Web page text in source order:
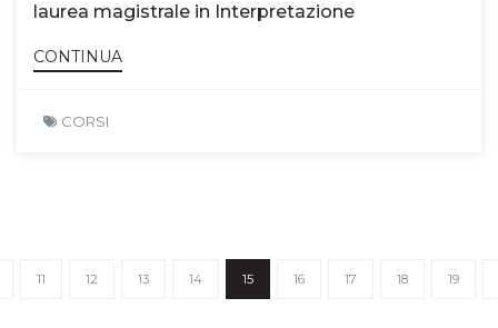
laurea magistrale in Interpretazione
CONTINUA
CORSI
11 12 13 14 15 16 17 18 19